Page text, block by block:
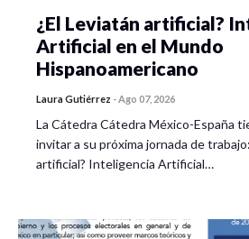
¿El Leviatán artificial?
Artificial en el Mundo
Hispanoamericano
Laura Gutiérrez -Ago 07, 2026
La Cátedra Cátedra México-España
invitar a su próxima jornada de
artificial? Inteligencia Artificial…